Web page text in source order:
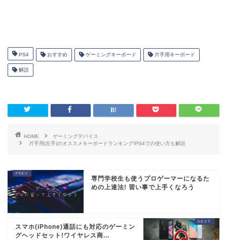
ロジクール G13r
片手用(左手)ゲーミングキーボードと
出典：https://hori.jp/
PS4公認の片手用キーボードと
マウスのセットです。
PS4 おすすめ ゲーミングキーボード 片手用キーボード
解説
HOME
ゲーミングデバイス
片手用(左手)のオススメキーボードランキング!PS4での使い方も解説
専門学校生も使うプロゲーマーになるた
めの上達法! 習い事で上手くなろう
スマホ(iPhone)通話にも対応のゲーミン
グヘッドセット!ワイヤレス商...